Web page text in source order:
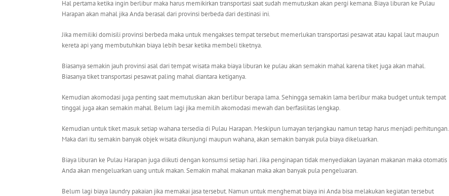
Hal pertama ketika ingin berlibur maka harus memikirkan transportasi saat sudah memutuskan akan pergi kemana. Biaya liburan ke Pulau
Harapan akan mahal jika Anda berasal dari provinsi berbeda dari destinasi ini.
Jika memiliki domisili provinsi berbeda maka untuk mengakses tempat tersebut memerlukan transportasi pesawat atau kapal laut maupun
kereta api yang membutuhkan biaya lebih besar ketika membeli tiketnya.
Biasanya semakin jauh provinsi asal dari tempat wisata maka biaya liburan ke pulau akan semakin mahal karena tiket juga akan mahal.
Biasanya tiket transportasi pesawat paling mahal diantara ketiganya.
Kemudian akomodasi juga penting saat memutuskan akan berlibur berapa lama. Sehingga semakin lama berlibur maka budget untuk tempat
tinggal juga akan semakin mahal. Belum lagi jika memilih akomodasi mewah dan berfasilitas lengkap.
Kemudian untuk tiket masuk setiap wahana tersedia di Pulau Harapan. Meskipun lumayan terjangkau namun tetap harus menjadi perhitungan.
Maka dari itu semakin banyak objek wisata dikunjungi maupun wahana, akan semakin banyak pula biaya dikeluarkan.
Biaya liburan ke Pulau Harapan juga diikuti dengan konsumsi setiap hari. Jika penginapan tidak menyediakan layanan makanan maka otomatis
Anda akan mengeluarkan uang untuk makan. Semakin mahal makanan maka akan banyak pula pengeluaran.
Belum lagi biaya laundry pakaian jika memakai jasa tersebut. Namun untuk menghemat biaya ini Anda bisa melakukan kegiatan tersebut